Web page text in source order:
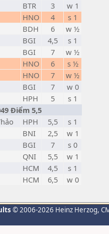
BTR 3
w 1
HNO 4
s 1
BDH 6
w ½
BGI 4,5
s 1
BGI 7
w ½
HNO 6
s ½
HNO 7
w ½
BGI 7
w 0
HPH 5
s 1
Điểm 5,5
HPH 5,5
s 1
BNI 2,5
w 1
BGI 7
s 0
QNI 5,5
w 1
HCM 4,5
s 1
HCM 6,5
w 0
© 2006-2026 Heinz Herzog,